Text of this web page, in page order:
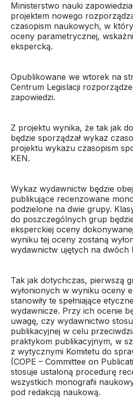
Ministerstwo nauki
projektem nowego
czasopism naukowych, w
oceny parametrycznej,
ekspercką.
Opublikowane we wtorek na
Centrum Legislacji
zapowiedzi.
Z projektu wynika, że tak jak
będzie sporządzał wykaz
projektu wykazu czasopism
KEN.
Wykaz wydawnictw będzie
publikujące recenzowane
podzielone na dwie grupy.
do poszczególnych grup
eksperckiej oceny
wyniku tej oceny zostaną
wydawnictw ujętych na dwóch
Tak jak dotychczas, pierwszą
wyłonionych w wyniku oceny
stanowiły te spełniające
wydawnicze. Przy ich ocenie
uwagę, czy wydawnictwo
publikacyjnej w celu
praktykom publikacyjnym, w
z wytycznymi Komitetu do
(COPE – Committee on
stosuje ustaloną procedurę
wszystkich monografii
pod redakcją naukową.